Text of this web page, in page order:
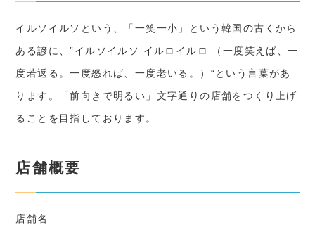
イルソイルソという、「一笑一小」という韓国の古くから
ある諺に、”イルソイルソ イルロイルロ （一度笑えば、一
度若返る。一度怒れば、一度老いる。）“という言葉があ
ります。「前向きで明るい」文字通りの店舗をつくり上げ
ることを目指しております。
店舗概要
店舗名